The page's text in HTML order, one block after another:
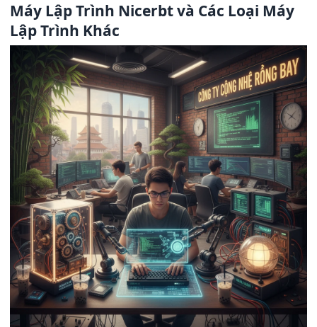
Máy Lập Trình Nicerbt và Các Loại Máy
Lập Trình Khác